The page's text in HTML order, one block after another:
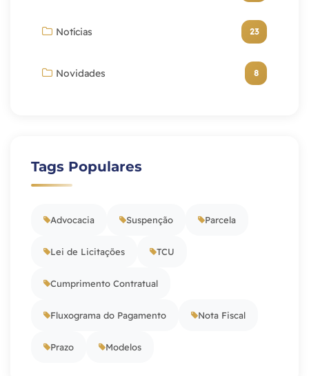
Notícias 23
Novidades 8
Tags Populares
Advocacia Suspenção Parcela
Lei de Licitações TCU
Cumprimento Contratual
Fluxograma do Pagamento Nota Fiscal
Prazo Modelos